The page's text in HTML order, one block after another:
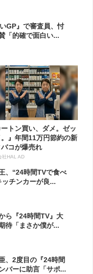
GP』で審査員、忖
「的確で面白い...
ートン買い、ダメ。ゼッ
。』年間11万円節約の新
コが爆売れ
社HAL AD
、“24時間TVで食べ
チンカーが良...
ら『24時間TV』大
待「まさか僕が...
、2度目の『24時間
バーに助言「サポ...